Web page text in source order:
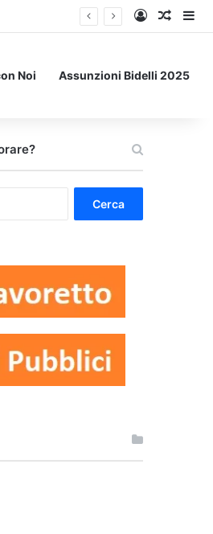
Accedi
Un
Noi Assunzioni Bidelli 2025